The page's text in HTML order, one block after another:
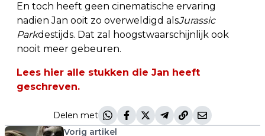
En toch heeft geen cinematische ervaring
nadien Jan ooit zo overweldigd alsJurassic
Parkdestijds. Dat zal hoogstwaarschijnlijk ook
nooit meer gebeuren.
Lees hier alle stukken die Jan heeft
geschreven.
Delen met
Vorig artikel